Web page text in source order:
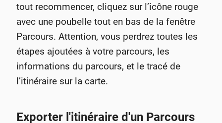
tout recommencer, cliquez sur l’icône rouge
avec une poubelle tout en bas de la fenêtre
Parcours. Attention, vous perdrez toutes les
étapes ajoutées à votre parcours, les
informations du parcours, et le tracé de
l’itinéraire sur la carte.
Exporter l'itinéraire d'un Parcours